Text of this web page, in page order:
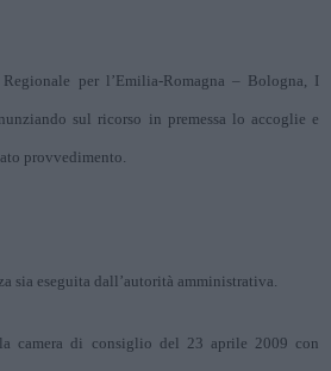
per l’Emilia-Romagna – Bologna, I
sul ricorso in premessa lo accoglie e
provvedimento.
sia eseguita dall’autorità amministrativa.
camera di consiglio del 23 aprile 2009 con